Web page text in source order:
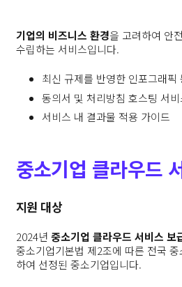
기업의 비즈니스 환경을 고려하여 안
수립하는 서비스입니다.
최신 규제를 반영한 인포그래픽
동의서 및 처리방침 호스팅 서비
서비스 내 결과물 적용 가이드
중소기업 클라우드
지원 대상
2024년 중소기업 클라우드 서비스 보
중소기업기본법 제2조에 따른 전국
하여 선정된 중소기업입니다.